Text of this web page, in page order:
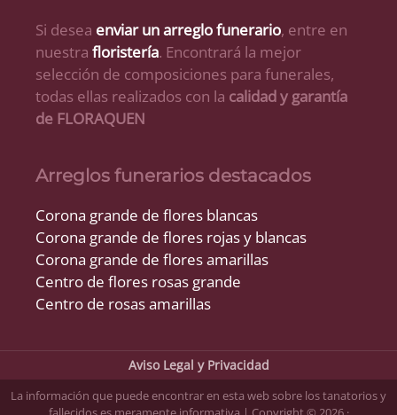
Si desea enviar un arreglo funerario, entre en
nuestra floristería. Encontrará la mejor
selección de composiciones para funerales,
todas ellas realizados con la calidad y garantía
de FLORAQUEN
Arreglos funerarios destacados
Corona grande de flores blancas
Corona grande de flores rojas y blancas
Corona grande de flores amarillas
Centro de flores rosas grande
Centro de rosas amarillas
Aviso Legal y Privacidad
La información que puede encontrar en esta web sobre los tanatorios y